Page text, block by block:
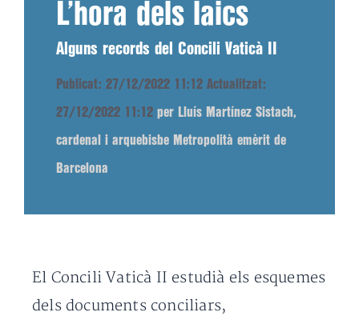
L’hora dels laics
Alguns records del Concili Vaticà II
Publicat: 27/12/2022 11:12 Actualitzat:
27/12/2022 11:12 per Lluís Martínez Sistach,
cardenal i arquebisbe Metropolità emèrit de
Barcelona
El Concili Vaticà II estudià els esquemes
dels documents conciliars,